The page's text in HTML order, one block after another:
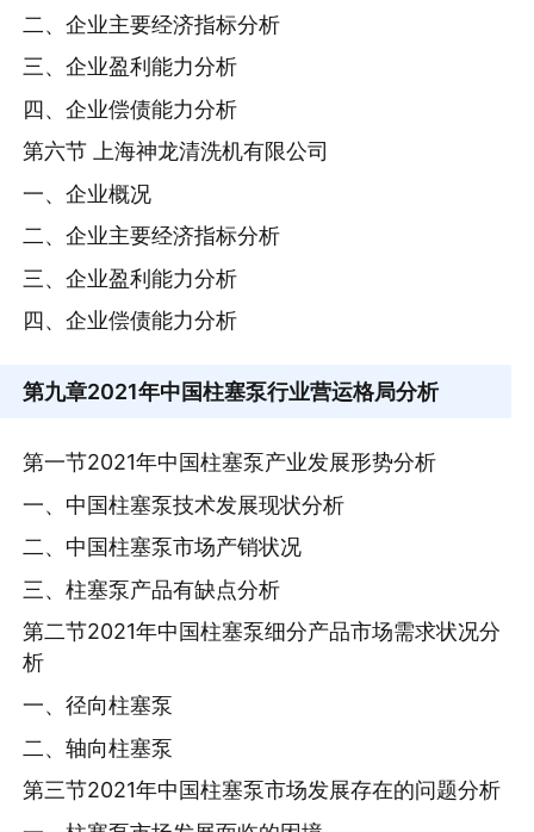
二、企业主要经济指标分析
三、企业盈利能力分析
四、企业偿债能力分析
第六节 上海神龙清洗机有限公司
一、企业概况
二、企业主要经济指标分析
三、企业盈利能力分析
四、企业偿债能力分析
第九章2021年中国柱塞泵行业营运格局分析
第一节2021年中国柱塞泵产业发展形势分析
一、中国柱塞泵技术发展现状分析
二、中国柱塞泵市场产销状况
三、柱塞泵产品有缺点分析
第二节2021年中国柱塞泵细分产品市场需求状况分
析
一、径向柱塞泵
二、轴向柱塞泵
第三节2021年中国柱塞泵市场发展存在的问题分析